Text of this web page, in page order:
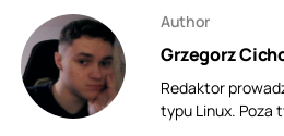
Author
Grzegorz
Redaktor
typu Linux. Poza